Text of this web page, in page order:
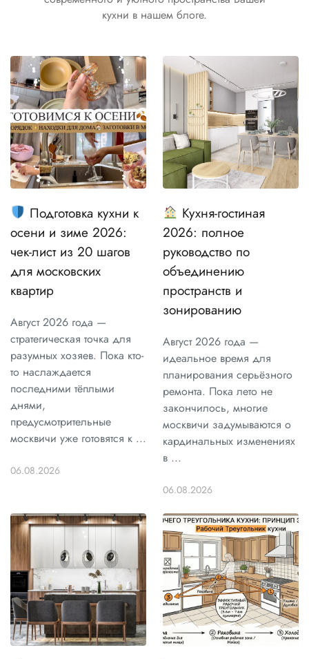
кухни в нашем блоге.
Подготовка кухни к
осени и зиме 2026:
чек-лист из 20 шагов
для московских
квартир
Август 2026 года —
стратегическая точка для
разумных хозяев. Пока кто-
то наслаждается
последними тёплыми
днями,
предусмотрительные
москвичи уже готовятся к ...
06.08.2026
Кухня-гостиная
2026: полное
руководство по
объединению
пространств и
зонированию
Август 2026 года —
идеальное время для
планирования серьёзного
ремонта. Пока лето не
закончилось, многие
москвичи задумываются о
кардинальных изменениях
в ...
06.08.2026